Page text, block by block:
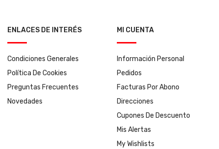
ENLACES DE INTERÉS
Condiciones Generales
Política De Cookies
Preguntas Frecuentes
Novedades
MI CUENTA
Información Personal
Pedidos
Facturas Por Abono
Direcciones
Cupones De Descuento
Mis Alertas
My Wishlists